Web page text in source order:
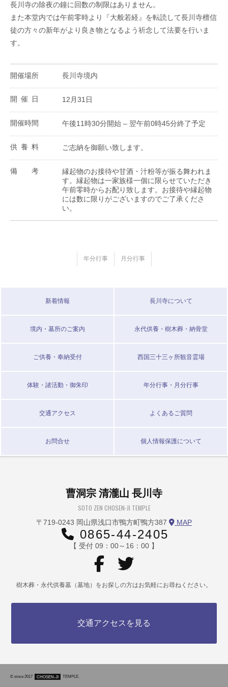
長川寺の除夜の鐘に回数の制限はありません。
また本堂内では午前零時より『大般若経』を転読して長川寺檀信
徒の方々の新年がより良き物となるよう祈念して法要を行いま
す。
開催場所 長川寺境内
開催日 12月31日
開催時間 午後11時30分開始 – 翌午前0時45分終了予定
供養料 ご志納を御願い致します。
備考
縁起物のお接待や甘酒・汁粉等が振る舞われま
す。縁起物は一家族様一個に限らせていただき
午前零時からお配り致します。お接待や縁起物
には数に限りがございますのでご了承くださ
い。
年分行事 月分行事
新着情報 長川寺について
境内・墓所のご案内 永代供養・樹木葬・納骨堂
ご供養・奉納受付 西国三十三ヶ所観音霊場
体験・諸活動・御朱印 年分行事・月分行事
交通アクセス よくあるご質問
お問合せ 個人情報保護について
曹洞宗 清瀧山 長川寺
SOTO ZEN CHOSEN-JI TEMPLE
〒719-0243 岡山県浅口市鴨方町鴨方387 MAP
0865-44-2405
【 受付 09：00～16：00 】
樹木葬・永代供養墓（墓地）をお探しの方はお気軽にお尋ねください。
交通アクセスを見る
© since 2017 CHOSEN-JI TEMPLE.